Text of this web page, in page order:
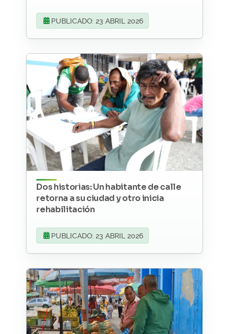
PUBLICADO: 23 ABRIL 2026
Dos historias: Un habitante de calle
retorna a su ciudad y otro inicia
rehabilitación
PUBLICADO: 23 ABRIL 2026